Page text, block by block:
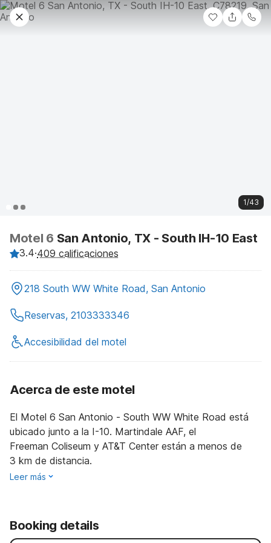
1/43
Motel 6 San Antonio, TX - South IH-10 East
3.4·409 calificaciones
218 South WW White Road, San Antonio
Reservas, 2103333346
Accesibilidad del motel
Acerca de este motel
El Motel 6 San Antonio - South WW White Road está
ubicado junto a la I-10. Martindale AAF, el
Freeman Coliseum y AT&T Center están a menos de
3 km de distancia.
Leer más
Booking details